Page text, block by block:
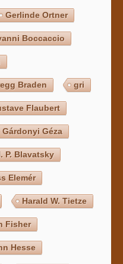
Gerlinde Ortner
Boccaccio
Braden gri
Flaubert
Gárdonyi Géza
P. Blavatsky
Elemér
Harald W. Tietze
Fisher
Hesse